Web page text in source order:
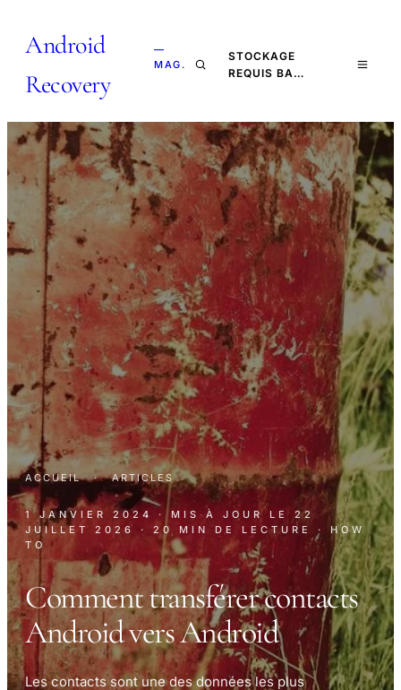
Android
Recovery
—
MAG.
STOCKAGE
REQUIS BA…
ACCUEIL · ARTICLES
1 JANVIER 2024 · MIS À JOUR LE 22
JUILLET 2026
· 20 MIN DE LECTURE
· HOW
TO
Comment transférer contacts
Android vers Android
Les contacts sont une des données les plus